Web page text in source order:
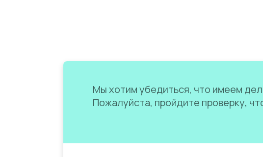
Мы хотим убедиться, что имеем
Пожалуйста, пройдите проверку,